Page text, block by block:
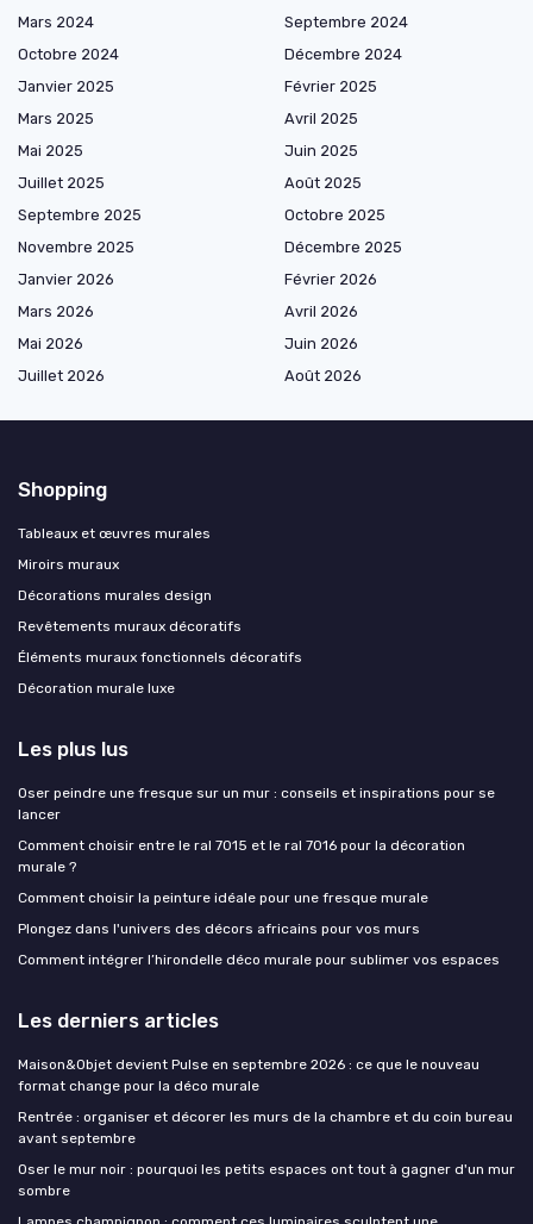
Mars 2024
Septembre 2024
Octobre 2024
Décembre 2024
Janvier 2025
Février 2025
Mars 2025
Avril 2025
Mai 2025
Juin 2025
Juillet 2025
Août 2025
Septembre 2025
Octobre 2025
Novembre 2025
Décembre 2025
Janvier 2026
Février 2026
Mars 2026
Avril 2026
Mai 2026
Juin 2026
Juillet 2026
Août 2026
Shopping
Tableaux et œuvres murales
Miroirs muraux
Décorations murales design
Revêtements muraux décoratifs
Éléments muraux fonctionnels décoratifs
Décoration murale luxe
Les plus lus
Oser peindre une fresque sur un mur : conseils et inspirations pour se
lancer
Comment choisir entre le ral 7015 et le ral 7016 pour la décoration
murale ?
Comment choisir la peinture idéale pour une fresque murale
Plongez dans l'univers des décors africains pour vos murs
Comment intégrer l’hirondelle déco murale pour sublimer vos espaces
Les derniers articles
Maison&Objet devient Pulse en septembre 2026 : ce que le nouveau
format change pour la déco murale
Rentrée : organiser et décorer les murs de la chambre et du coin bureau
avant septembre
Oser le mur noir : pourquoi les petits espaces ont tout à gagner d'un mur
sombre